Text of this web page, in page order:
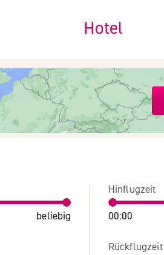
Hotel
beliebig
Hinflugzeit
00:00
Rückflugzeit